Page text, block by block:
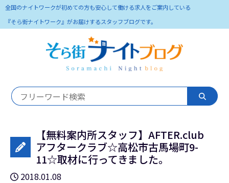
全国のナイトワークが初めての方も安心して働ける求人をご案内している
『そら街ナイトワーク』がお届けするスタッフブログです。
【無料案内所スタッフ】AFTER.club
アフタークラブ☆高松市古馬場町9-
11☆取材に行ってきました。
2018.01.08